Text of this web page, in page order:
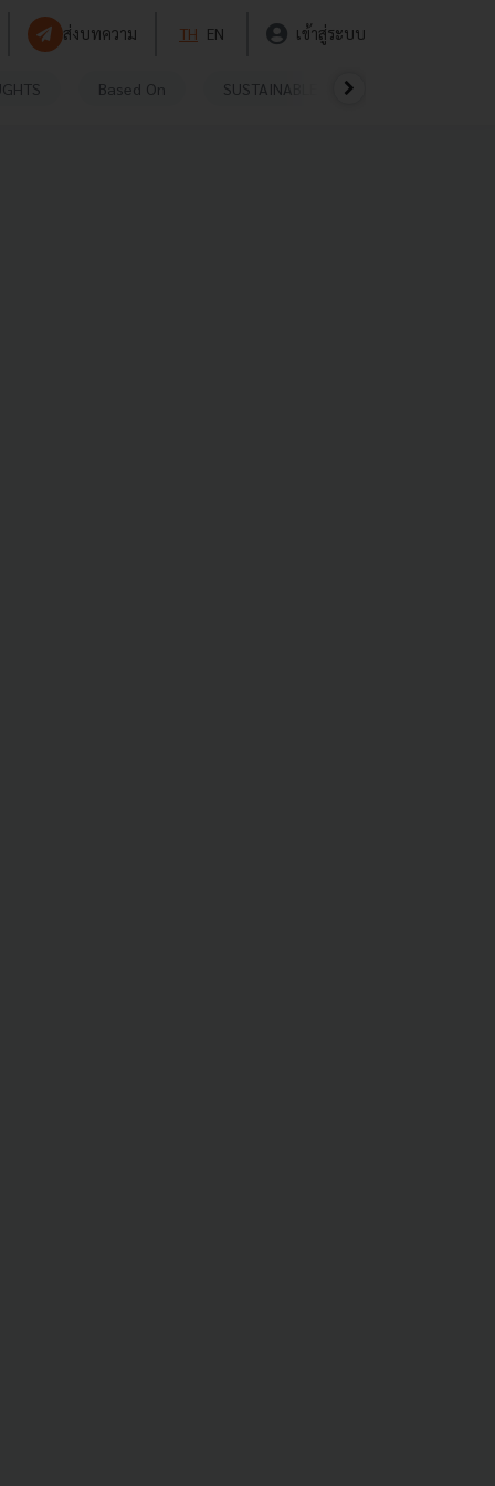
ส่งบทความ TH EN เข้าสู่ระบบ
Based On SUSTAINABLE